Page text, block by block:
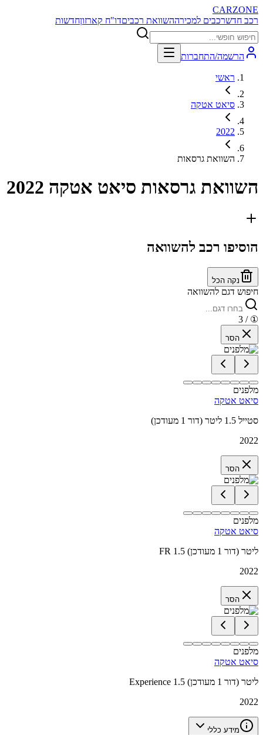
CARZONE
רכב חדשרכבים למכירההשוואת רכביםדו"ח קארזוןחדשות
הרשמה/התחברות
ראשי
סיאט אטקה
2022
השוואת גרסאות
השוואת גרסאות סיאט אטקה 2022
הוסיפו רכב להשוואה
נקה הכל
חיפוש דגם להשוואה
①
/ 3
הסר
מלפנים
סיאט אטקה
סטייל 1.5 ליטר (דור 1 מעודכן)
2022
הסר
מלפנים
סיאט אטקה
FR 1.5 ליטר (דור 1 מעודכן)
2022
הסר
מלפנים
סיאט אטקה
Experience 1.5 ליטר (דור 1 מעודכן)
2022
מידע כללי